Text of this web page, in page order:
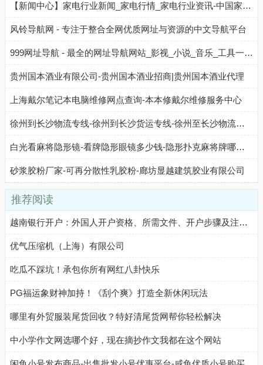
【新闻中心】家电行业新闻_家电行情_家电行业资讯-中国家电网
风铃导航网 - 专注于整合全网优质网址与资源的中文导航平台
999网址导航 - 最全的网址导航网站_影视_小说_音乐_工具一站直达
贵州国本酒业有限公司-贵州国本酒业招商|贵州国本酒业代理
上海戴尔笔记本电脑维修网点查询-本本修戴尔维修服务中心
徐州到长沙物流专线-徐州到长沙货运专线-徐州至长沙物流公司-就发物流网
白光看麻将隐形镜-看牌隐形眼镜多少钱-隐形扑克麻将牌哪里有卖-玲珑王镭射魔术
砂浆胶粉厂家-可再分散性乳胶粉-廊坊显越建筑胶业有限公司
推荐阅读
越南银行开户：外国人开户资格、所需文件、开户步骤及注意事项
优气压缩机（上海）有限公司
吃瓜不踩坑！承包你所有网红八卦快乐
PG福运象财神加持！《刮个爽》打造全新休闲玩法
哪里有外贸服装尾货回收？特好清尾货网帮你轻松解决
中小学作文网选哪个好，现在摘抄作文我都在这个网站